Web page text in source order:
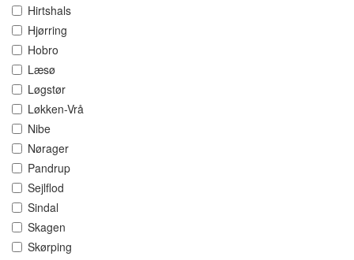
Hirtshals
Hjørring
Hobro
Læsø
Løgstør
Løkken-Vrå
Nibe
Nørager
Pandrup
Sejlflod
Sindal
Skagen
Skørping